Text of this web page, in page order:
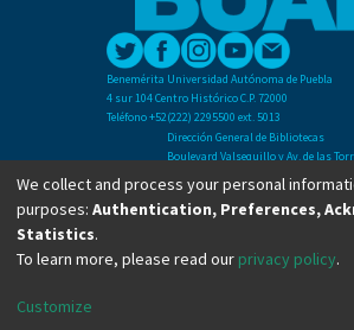
Benemérita Universidad Autónoma de Puebla
4 sur 104 Centro Histórico C.P. 72000
Teléfono +52(222) 2295500 ext. 5013
Dirección General de Bibliotecas
Boulevard Valsequillo y Av. de las
Ciudad Universitaria. Col. San Manuel
C.P. 72570
Teléfono +52 (222) 2295500 Ext 2901
Copyright © Dirección General de Bibliotecas -
We collect and process your personal
purposes: Authentication, Preferences,
Statistics.
To learn more, please read our privacy policy.
Customize